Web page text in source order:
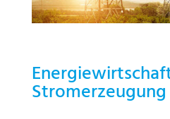
Stromerzeugung